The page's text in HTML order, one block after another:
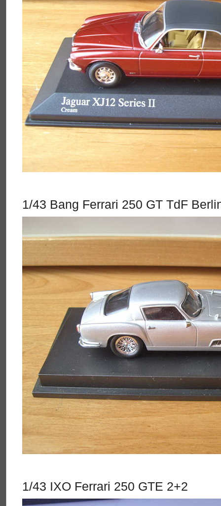
1/43 Bang Ferrari 250 GT TdF
1/43 IXO Ferrari 250 GTE 2+2